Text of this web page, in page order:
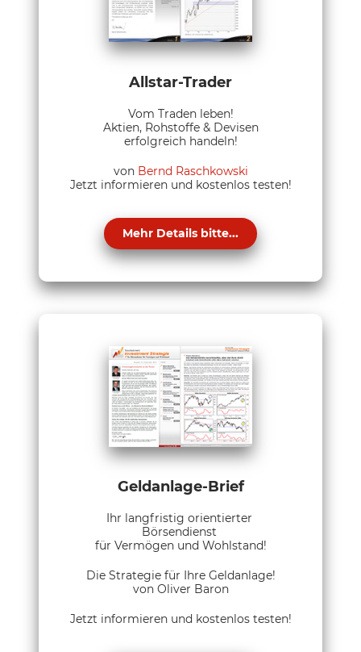
Allstar-Trader
Vom Traden leben!
Aktien, Rohstoffe & Devisen
erfolgreich handeln!
von Bernd Raschkowski
Jetzt informieren und kostenlos testen!
Mehr Details bitte...
Geldanlage-Brief
Ihr langfristig orientierter
Börsendienst
für Vermögen und Wohlstand!
Die Strategie für Ihre Geldanlage!
von Oliver Baron
Jetzt informieren und kostenlos testen!